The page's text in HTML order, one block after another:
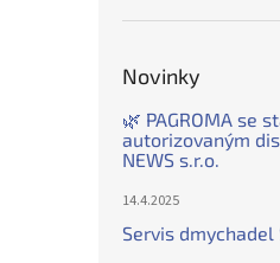
Novinky
🌿 PAGROMA se
autorizovaným
NEWS s.r.o.
14.4.2025
Servis dmychadel